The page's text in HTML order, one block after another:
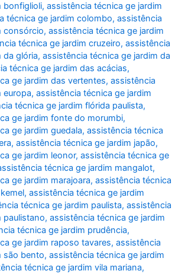
bonfiglioli,assistência técnica ge jardim
técnica ge jardim colombo,assistência
consórcio,assistência técnica ge jardim
técnica ge jardim cruzeiro,assistência
da glória,assistência técnica ge jardim da
técnica ge jardim das acácias,
ge jardim das vertentes,assistência
europa,assistência técnica ge jardim
técnica ge jardim flórida paulista,
ge jardim fonte do morumbi,
ge jardim guedala,assistência técnica
,assistência técnica ge jardim japão,
ge jardim leonor,assistência técnica ge
técnica ge jardim mangalot,
ge jardim marajoara,assistência técnica
,assistência técnica ge jardim
técnica ge jardim paulista,assistência
paulistano,assistência técnica ge jardim
técnica ge jardim prudência,
ge jardim raposo tavares,assistência
são bento,assistência técnica ge jardim
técnica ge jardim vila mariana,